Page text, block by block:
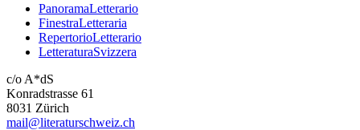
PanoramaLetterario
FinestraLetteraria
RepertorioLetterario
LetteraturaSvizzera
c/o A*dS
Konradstrasse 61
8031 Zürich
mail@literaturschweiz.ch